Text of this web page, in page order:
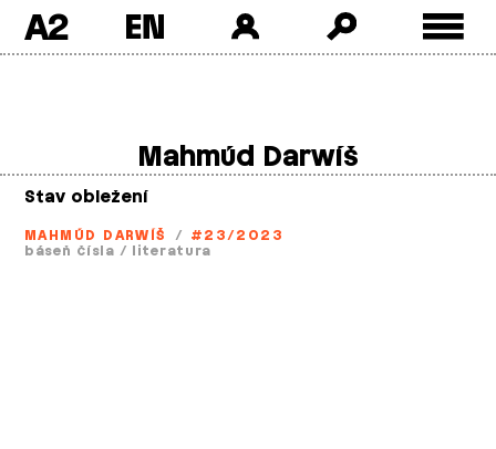
A2
Mahmúd Darwíš
Stav obležení
MAHMÚD DARWÍŠ / #23/2023
báseň čísla / literatura